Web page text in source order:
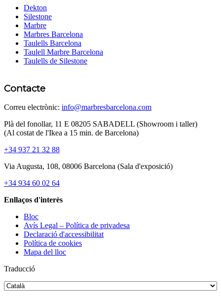
Dekton
Silestone
Marbre
Marbres Barcelona
Taulells Barcelona
Taulell Marbre Barcelona
Taulells de Silestone
Contacte
Correu electrònic: info@marbresbarcelona.com
Plà del fonollar, 11 E 08205 SABADELL (Showroom i taller)
(Al costat de l'Ikea ​​a 15 min. de Barcelona)
+34 937 21 32 88
Via Augusta, 108, 08006 Barcelona (Sala d'exposició)
+34 934 60 02 64
Enllaços d'interès
Bloc
Avís Legal – Política de privadesa
Declaració d'accessibilitat
Política de cookies
Mapa del lloc
Traducció